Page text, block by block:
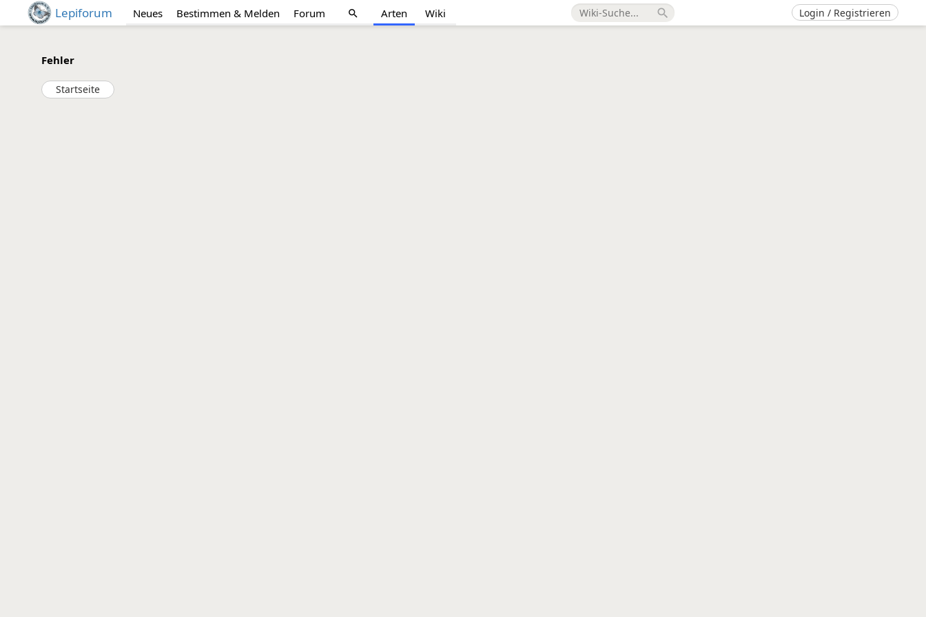
Lepiforum Neues Bestimmen & Melden Forum search Arten Wiki search Login / Registrieren
Fehler
Startseite